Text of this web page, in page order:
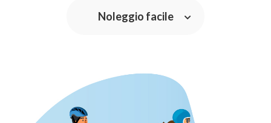
Noleggio facile